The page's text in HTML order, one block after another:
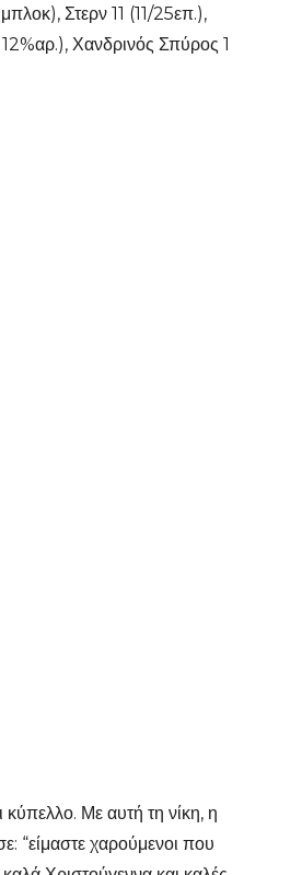
Στερν 11 (11/25επ.),
Χανδρινός Σπύρος 1
Με αυτή τη νίκη, η
“είμαστε χαρούμενοι που